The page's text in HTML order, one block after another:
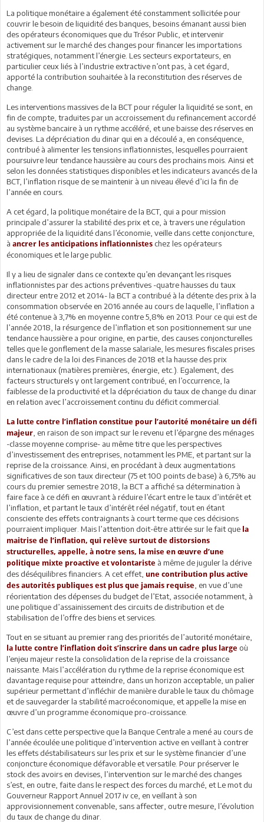
La politique monétaire a également été constamment sollicitée pour
couvrir le besoin de liquidité des banques, besoins émanant aussi bien
des opérateurs économiques que du Trésor Public, et intervenir
activement sur le marché des changes pour financer les importations
stratégiques, notamment l’énergie. Les secteurs exportateurs, en
particulier ceux liés à l’industrie extractive n’ont pas, à cet égard,
apporté la contribution souhaitée à la reconstitution des réserves de
change.
Les interventions massives de la BCT pour réguler la liquidité se sont, en
fin de compte, traduites par un accroissement du refinancement accordé
au système bancaire à un rythme accéléré, et une baisse des réserves en
devises. La dépréciation du dinar qui en a découlé a, en conséquence,
contribué à alimenter les tensions inflationnistes, lesquelles pourraient
poursuivre leur tendance haussière au cours des prochains mois. Ainsi et
selon les données statistiques disponibles et les indicateurs avancés de la
BCT, l’inflation risque de se maintenir à un niveau élevé d’ici la fin de
l’année en cours.
A cet égard, la politique monétaire de la BCT, qui a pour mission
principale d’assurer la stabilité des prix et ce, à travers une régulation
appropriée de la liquidité dans l’économie, veille dans cette conjoncture,
à ancrer les anticipations inflationnistes chez les opérateurs
économiques et le large public.
Il y a lieu de signaler dans ce contexte qu’en devançant les risques
inflationnistes par des actions préventives -quatre hausses du taux
directeur entre 2012 et 2014- la BCT a contribué à la détente des prix à la
consommation observée en 2016 année au cours de laquelle, l’inflation a
été contenue à 3,7% en moyenne contre 5,8% en 2013. Pour ce qui est de
l’année 2018, la résurgence de l’inflation et son positionnement sur une
tendance haussière a pour origine, en partie, des causes conjoncturelles
telles que le gonflement de la masse salariale, les mesures fiscales prises
dans le cadre de la loi des Finances de 2018 et la hausse des prix
internationaux (matières premières, énergie, etc.). Egalement, des
facteurs structurels y ont largement contribué, en l’occurrence, la
faiblesse de la productivité et la dépréciation du taux de change du dinar
en relation avec l’accroissement continu du déficit commercial.
La lutte contre l’inflation constitue pour l’autorité monétaire un défi
majeur , en raison de son impact sur le revenu et l’épargne des ménages
-classe moyenne comprise- au même titre que les perspectives
d’investissement des entreprises, notamment les PME, et partant sur la
reprise de la croissance. Ainsi, en procédant à deux augmentations
significatives de son taux directeur (75 et 100 points de base) à 6,75% au
cours du premier semestre 2018, la BCT a affiché sa détermination à
faire face à ce défi en œuvrant à réduire l’écart entre le taux d’intérêt et
l’inflation, et partant le taux d’intérêt réel négatif, tout en étant
consciente des effets contraignants à court terme que ces décisions
pourraient impliquer. Mais l’attention doit-être attirée sur le fait que la
maitrise de l’inflation, qui relève surtout de distorsions
structurelles, appelle, à notre sens, la mise en œuvre d’une
politique mixte proactive et volontariste à même de juguler la dérive
des déséquilibres financiers. A cet effet, une contribution plus active
des autorités publiques est plus que jamais requise , en vue d’une
réorientation des dépenses du budget de l’Etat, associée notamment, à
une politique d’assainissement des circuits de distribution et de
stabilisation de l’offre des biens et services.
Tout en se situant au premier rang des priorités de l’autorité monétaire,
la lutte contre l’inflation doit s’inscrire dans un cadre plus large où
l’enjeu majeur reste la consolidation de la reprise de la croissance
naissante. Mais l’accélération du rythme de la reprise économique est
davantage requise pour atteindre, dans un horizon acceptable, un palier
supérieur permettant d’infléchir de manière durable le taux du chômage
et de sauvegarder la stabilité macroéconomique, et appelle la mise en
œuvre d’un programme économique pro-croissance.
C’est dans cette perspective que la Banque Centrale a mené au cours de
l’année écoulée une politique d’intervention active en veillant à contrer
les effets déstabilisateurs sur les prix et sur le système financier d’une
conjoncture économique défavorable et versatile. Pour préserver le
stock des avoirs en devises, l’intervention sur le marché des changes
s’est, en outre, faite dans le respect des forces du marché, et Le mot du
Gouverneur Rapport Annuel 2017 iv ce, en veillant à son
approvisionnement convenable, sans affecter, outre mesure, l’évolution
du taux de change du dinar.